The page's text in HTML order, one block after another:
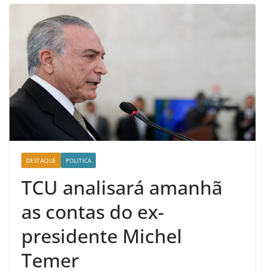
DESTAQUE POLITICA
TCU analisará amanhã
as contas do ex-
presidente Michel
Temer